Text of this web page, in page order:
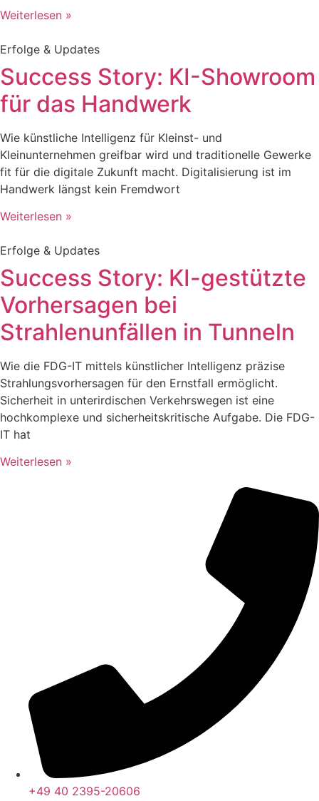
Weiterlesen »
Erfolge & Updates
Success Story: KI-Showroom
für das Handwerk
Wie künstliche Intelligenz für Kleinst- und
Kleinunternehmen greifbar wird und traditionelle Gewerke
fit für die digitale Zukunft macht. Digitalisierung ist im
Handwerk längst kein Fremdwort
Weiterlesen »
Erfolge & Updates
Success Story: KI-gestützte
Vorhersagen bei
Strahlenunfällen in Tunneln
Wie die FDG-IT mittels künstlicher Intelligenz präzise
Strahlungsvorhersagen für den Ernstfall ermöglicht.
Sicherheit in unterirdischen Verkehrswegen ist eine
hochkomplexe und sicherheitskritische Aufgabe. Die FDG-
IT hat
Weiterlesen »
+49 40 2395-20606